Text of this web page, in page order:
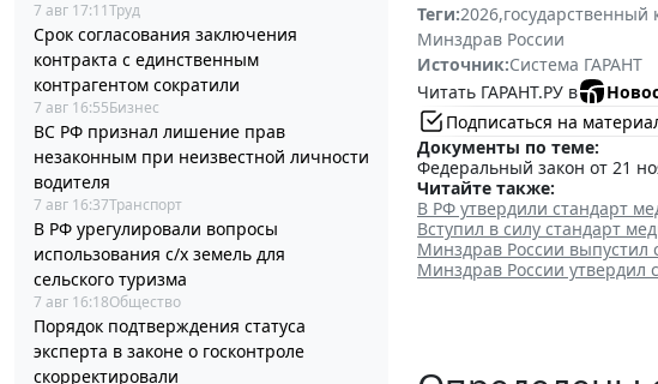
7 авг 17:11Труд
Срок согласования заключения
контракта с единственным
контрагентом сократили
7 авг 16:55Бизнес
ВС РФ признал лишение прав
незаконным при неизвестной личности
водителя
7 авг 16:37Транспорт
В РФ урегулировали вопросы
использования с/х земель для
сельского туризма
7 авг 16:18Общество
Порядок подтверждения статуса
эксперта в законе о госконтроле
скорректировали
Теги:2026,государственный
Минздрав России
Источник:Система ГАРАНТ
Читать ГАРАНТ.РУ в
Подписаться на
Документы по теме:
Федеральный закон от 21
Читайте также:
В РФ утвердили стандарт
Вступил в силу стандарт
Минздрав России выпустил
Минздрав России